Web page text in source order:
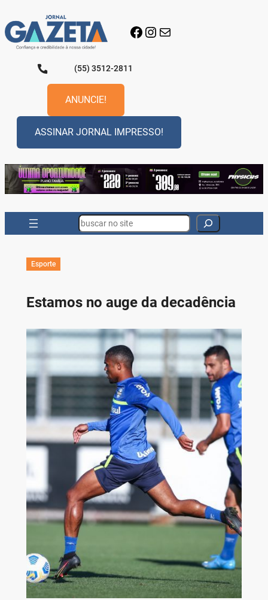
para
o
conteúdo
Facebook
Instagram
E-mail
(55) 3512-2811
ANUNCIE!
ASSINAR JORNAL IMPRESSO!
Search
Esporte
Estamos no auge da decadência